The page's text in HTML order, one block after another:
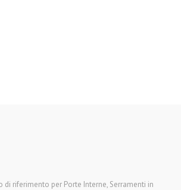
di riferimento per Porte Interne, Serramenti in